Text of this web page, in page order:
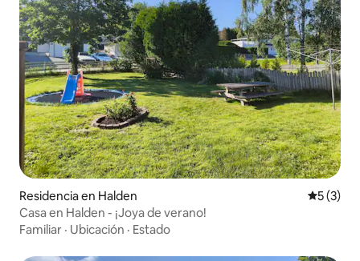
Residencia en Halden
5 (3)
Casa en Halden - ¡Joya de verano!
Familiar · Ubicación · Estado